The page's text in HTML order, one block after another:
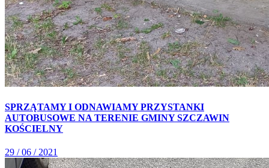
SPRZĄTAMY I ODNAWIAMY PRZYSTANKI
AUTOBUSOWE NA TERENIE GMINY SZCZAWIN
KOŚCIELNY
29 / 06 / 2021